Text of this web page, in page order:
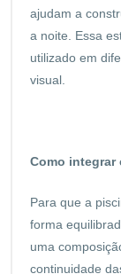
ajudam a
a noite. Essa
utilizado em
visual.
Como integrar
Para que a
forma
uma
continuidade